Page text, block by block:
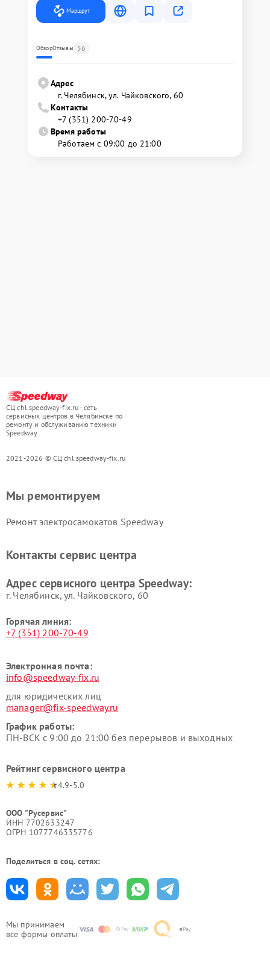
Маршрут
ОбзорОтзывы 56
Адрес
г. Челябинск, ул. Чайковского, 60
Контакты
+7 (351) 200-70-49
Время работы
Работаем с 09:00 до 21:00
СЦ chl.speedway-fix.ru - сеть
сервисных центров в Челябинске по
ремонту и обслуживанию техники
Speedway
2021-2026 © СЦ chl.speedway-fix.ru
Мы принимаем
все формы оплаты
Мы ремонтируем
Ремонт электросамокатов Speedway
Контакты сервис центра
Адрес сервисного центра Speedway:
г. Челябинск, ул. Чайковского, 60
Горячая линия:
+7 (351) 200-70-49
Электронная почта:
info@speedway-fix.ru
для юридических лиц
manager@fix-speedway.ru
График работы:
ПН-ВСК с 9:00 до 21:00 без перерывов и выходных
Рейтинг сервисного центра
4.9-5.0
ООО "Русервис"
ИНН 7702633247
ОГРН 1077746335776
Поделиться в соц. сетях: